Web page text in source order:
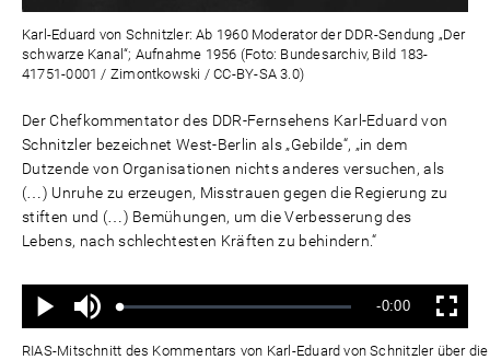
Karl-Eduard von Schnitzler: Ab 1960 Moderator der DDR-Sendung „Der
schwarze Kanal“; Aufnahme 1956 (Foto: Bundesarchiv, Bild 183-
41751-0001 / Zimontkowski / CC-BY-SA 3.0)
Der Chefkommentator des DDR-Fernsehens Karl-Eduard von
Schnitzler bezeichnet West-Berlin als „Gebilde“, „in dem
Dutzende von Organisationen nichts anderes versuchen, als
(…) Unruhe zu erzeugen, Misstrauen gegen die Regierung zu
stiften und (…) Bemühungen, um die Verbesserung des
Lebens, nach schlechtesten Kräften zu behindern.“
Wiedergabe
Ton
aus
Geladen:
Status:
Verbleibende
Zeit
-0:00 Vollbild
RIAS-Mitschnitt des Kommentars von Karl-Eduard von Schnitzler über